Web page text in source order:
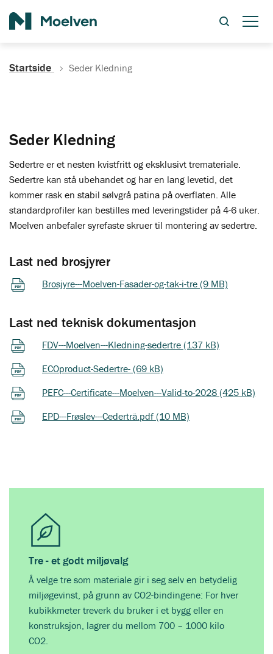
Startside Seder Kledning
Sedertre er et nesten kvistfritt og eksklusivt tremateriale.
Sedertre kan stå ubehandet og har en lang levetid, det
kommer rask en stabil sølvgrå patina på overflaten. Alle
standardprofiler kan bestilles med leveringstider på 4-6 uker.
Moelven anbefaler syrefaste skruer til montering av sedertre.
Last ned brosjyrer
Brosjyre---Moelven-Fasader-og-tak-i-tre (9 MB)
Last ned teknisk dokumentasjon
FDV---Moelven---Kledning-sedertre (137 kB)
ECOproduct-Sedertre- (69 kB)
PEFC---Certificate---Moelven---Valid-to-2028 (425 kB)
EPD---Frøslev---Cederträ.pdf (10 MB)
Tre - et godt miljøvalg
Å velge tre som materiale gir i seg selv en betydelig
miljøgevinst, på grunn av CO2-bindingene: For hver
kubikkmeter treverk du bruker i et bygg eller en
konstruksjon, lagrer du mellom 700 – 1000 kilo
CO2.
Seder Kledning